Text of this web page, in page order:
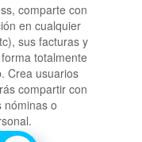
comparte con
en cualquier
sus facturas y
totalmente
Crea usuarios
compartir con
nóminas o